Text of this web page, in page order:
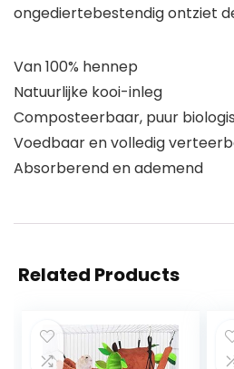
ongediertebestendig ontziet
Van 100% hennep
Natuurlijke kooi-inleg
Composteerbaar, puur
Voedbaar en volledig
Absorberend en ademend
Related Products